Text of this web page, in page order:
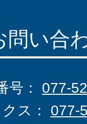
問い合
号： 077-
ス： 077-